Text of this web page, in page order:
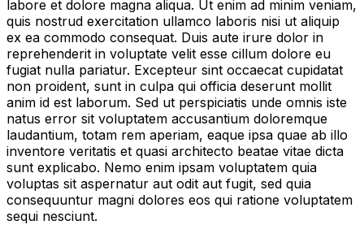
labore et dolore magna aliqua. Ut enim ad minim veniam,
quis nostrud exercitation ullamco laboris nisi ut aliquip
ex ea commodo consequat. Duis aute irure dolor in
reprehenderit in voluptate velit esse cillum dolore eu
fugiat nulla pariatur. Excepteur sint occaecat cupidatat
non proident, sunt in culpa qui officia deserunt mollit
anim id est laborum. Sed ut perspiciatis unde omnis iste
natus error sit voluptatem accusantium doloremque
laudantium, totam rem aperiam, eaque ipsa quae ab illo
inventore veritatis et quasi architecto beatae vitae dicta
sunt explicabo. Nemo enim ipsam voluptatem quia
voluptas sit aspernatur aut odit aut fugit, sed quia
consequuntur magni dolores eos qui ratione voluptatem
sequi nesciunt.